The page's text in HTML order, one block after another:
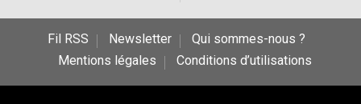
Fil RSS Newsletter
Qui sommes-nous ?
Mentions légales
Conditions d’utilisations